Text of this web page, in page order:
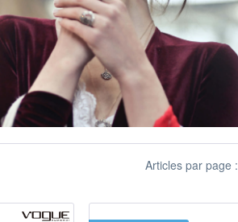
Articles par page :